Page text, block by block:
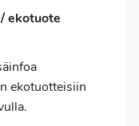
ekotuote
ekotuotteisiin